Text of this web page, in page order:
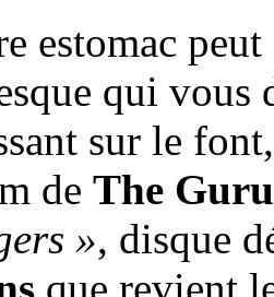
estomac
qui vous
sur le
de The
», disque
que revient